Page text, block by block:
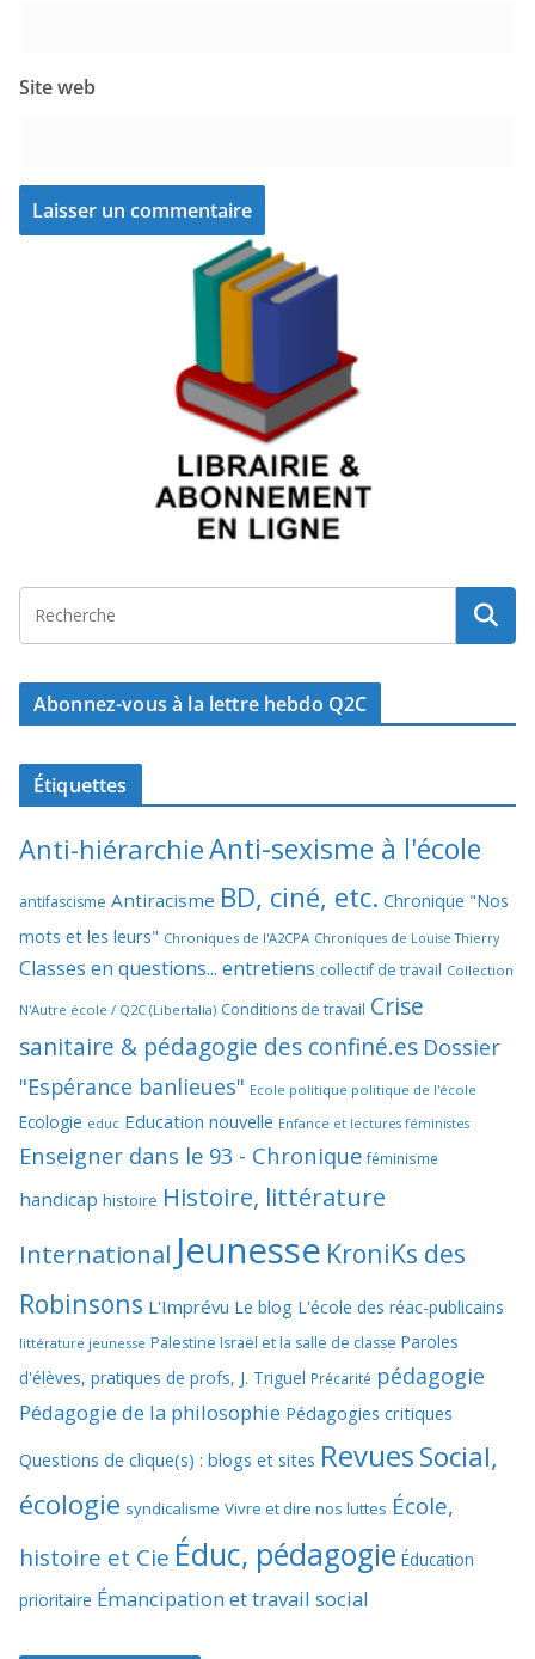
Site web
Abonnez-vous à la lettre hebdo Q2C
Étiquettes
Anti-hiérarchieAnti-sexisme à l'école
antifascisme Antiracisme BD, ciné, etc. Chronique "Nos
mots et les leurs" Chroniques de l'A2CPA Chroniques de Louise Thierry
Classes en questions... entretiens collectif de travail Collection
N'Autre école / Q2C (Libertalia) Conditions de travail Crise
sanitaire & pédagogie des confiné.es Dossier
"Espérance banlieues" Ecole politique politique de l'école
Ecologie educ Education nouvelle Enfance et lectures féministes
Enseigner dans le 93 - Chronique féminisme
handicap histoire Histoire, littérature
International Jeunesse KroniKs des
Robinsons L'Imprévu Le blog L'école des réac-publicains
littérature jeunesse Palestine Israël et la salle de classe Paroles
d'élèves, pratiques de profs, J. Triguel Précarité pédagogie
Pédagogie de la philosophie Pédagogies critiques
Questions de clique(s) : blogs et sites RevuesSocial,
écologie syndicalisme Vivre et dire nos luttes École,
histoire et Cie Éduc, pédagogie Éducation
prioritaire Émancipation et travail social